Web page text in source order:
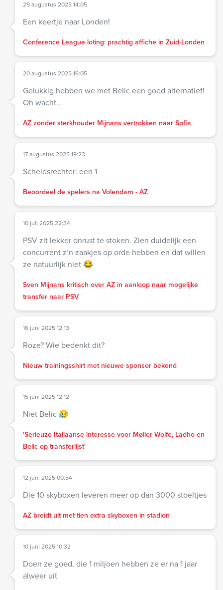
29 augustus 2025 14:05
Een keertje naar Londen!
Conference League loting: prachtig affiche in Zuid-Londen
20 augustus 2025 16:05
Gelukkig hebben we met Belic een goed alternatief!
Oh wacht..
AZ zonder sterkhouder Mijnans vertrokken naar Sofia
17 augustus 2025 19:23
Scheidsrechter: een 1
Beoordeel de spelers na Volendam - AZ
10 juli 2025 22:34
PSV zit lekker onrust te stoken. Zien duidelijk een
concurrent z’n zaakjes op orde hebben en dat willen
ze natuurlijk niet 😂
Sven Mijnans kritisch over AZ in aanloop naar mogelijke
transfer naar PSV
16 juni 2025 12:13
Roze? Wie bedenkt dit?
Nieuw trainingsshirt met nieuwe sponsor bekend
15 juni 2025 12:12
Niet Belic 😥
'Serieuze Italiaanse interesse voor Møller Wolfe, Ladho en
Belic op transferlijst'
12 juni 2025 00:54
Die 10 skyboxen leveren meer op dan 3000 stoeltjes
AZ breidt uit met tien extra skyboxen in stadion
10 juni 2025 10:32
Doen ze goed, die 1 miljoen hebben ze er na 1 jaar
alweer uit